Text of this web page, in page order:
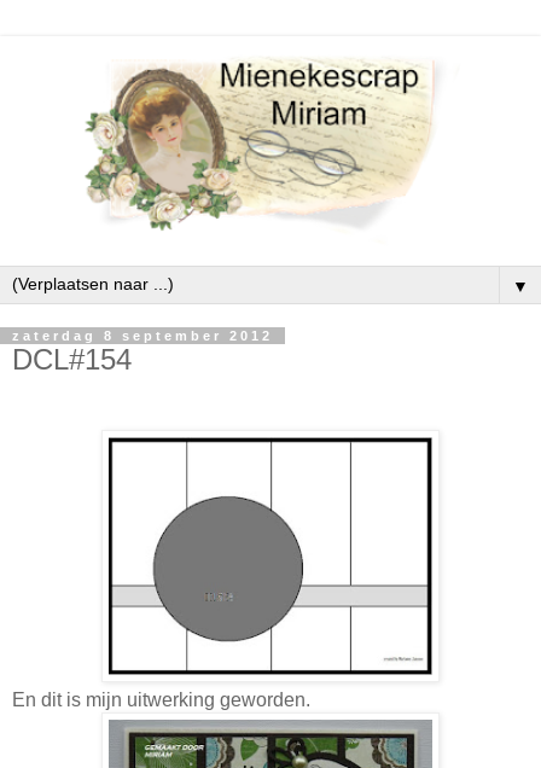
▼
zaterdag 8 september 2012
DCL#154
En dit is mijn uitwerking geworden.